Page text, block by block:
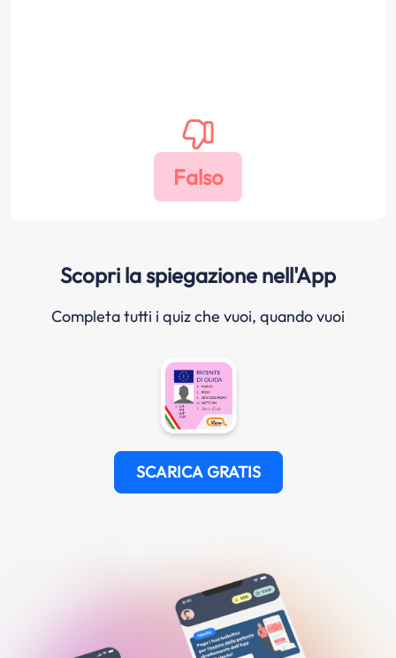
Scopri la spiegazione nell'App
Completa tutti i quiz che vuoi, quando vuoi
SCARICA GRATIS